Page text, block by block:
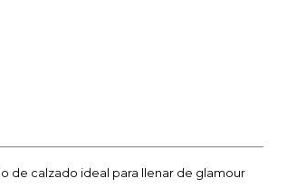
de calzado ideal para llenar de glamour